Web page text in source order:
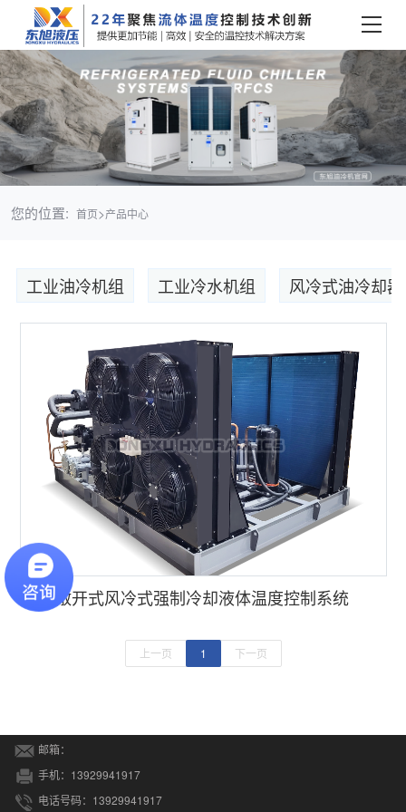
您的位置: 首页>产品中心
工业油冷机组 工业冷水机组 风冷式油冷却器
◆ 敞开式风冷式强制冷却液体温度控制系统
上一页 1 下一页
邮箱：
手机：13929941917
电话号码：13929941917